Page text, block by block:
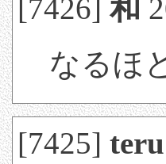
[7426]和
なるほ
[7425]